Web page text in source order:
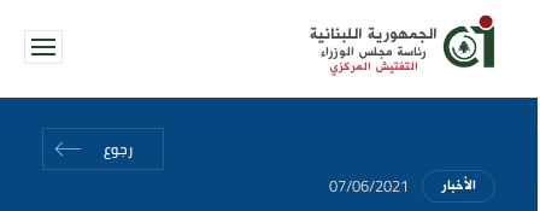
الجمهورية اللبنانية
رئاسة مجلس الوزراء
التفتيش المركزي
رجوع
الأخبار 07/06/2021